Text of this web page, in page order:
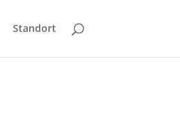
Standort